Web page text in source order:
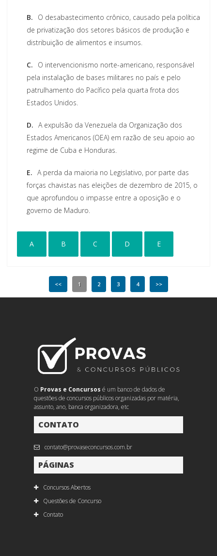
B.
O desabastecimento crônico, causado pela política
de privatização dos setores básicos de produção e
distribuição de alimentos e insumos.
C.
O intervencionismo norte-americano, responsável
pela instalação de bases militares no país e pelo
patrulhamento do Pacífico pela quarta frota dos
Estados Unidos.
D. A expulsão da Venezuela da Organização dos
Estados Americanos (OEA) em razão de seu apoio ao
regime de Cuba e Honduras.
E. A perda da maioria no Legislativo, por parte das
forças chavistas nas eleições de dezembro de 2015, o
que aprofundou o impasse entre a oposição e o
governo de Maduro.
A B C D E
<< 1 2 3 4 >>
O Provas e Concursos é um banco de dados de
questões de concursos públicos organizadas por matéria,
assunto, ano, banca organizadora, etc
CONTATO
contato@provaseconcursos.com.br
PÁGINAS
Concursos Abertos
Questões de Concurso
Contato